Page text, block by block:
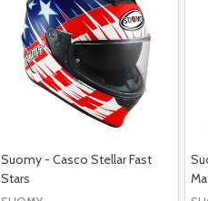
Suomy - Casco Stellar Fast
Stars